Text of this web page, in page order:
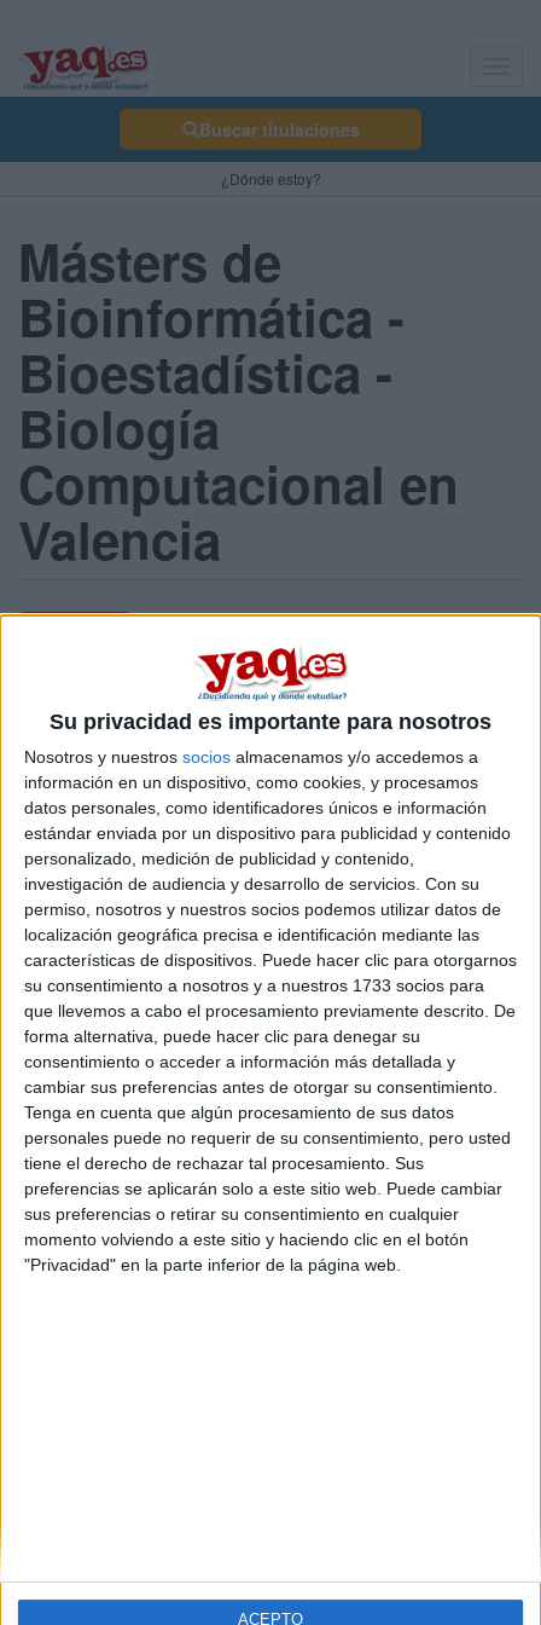
Su privacidad es importante para nosotros
Nosotros y nuestros socios almacenamos y/o accedemos a
información en un dispositivo, como cookies, y procesamos
datos personales, como identificadores únicos e información
estándar enviada por un dispositivo para publicidad y contenido
personalizado, medición de publicidad y contenido,
investigación de audiencia y desarrollo de servicios. Con su
permiso, nosotros y nuestros socios podemos utilizar datos de
localización geográfica precisa e identificación mediante las
características de dispositivos. Puede hacer clic para otorgarnos
su consentimiento a nosotros y a nuestros 1733 socios para
que llevemos a cabo el procesamiento previamente descrito. De
forma alternativa, puede hacer clic para denegar su
consentimiento o acceder a información más detallada y
cambiar sus preferencias antes de otorgar su consentimiento.
Tenga en cuenta que algún procesamiento de sus datos
personales puede no requerir de su consentimiento, pero usted
tiene el derecho de rechazar tal procesamiento. Sus
preferencias se aplicarán solo a este sitio web. Puede cambiar
sus preferencias o retirar su consentimiento en cualquier
momento volviendo a este sitio y haciendo clic en el botón
"Privacidad" en la parte inferior de la página web.
ACEPTO
Buscar titulaciones
¿Dónde estoy?
Másters de
Bioinformática -
Bioestadística -
Biología
Computacional en
Valencia
3 opcionespara hacer un
area de .
Si quieres
ampliar tu búsqueda a toda España
, hay otros 3
másters en entre los que puedes elegir. Estos estudios están
asociados a la rama de Ciencias de la salud.
Online |Valencia
Máster Universitario en
Bioinformática
UNIVERSIDAD INTERNACIONAL DE VALENCIA (Universidad
Privada)
Tipo:
Máster
Pídeles información ¡GRATIS!
Presencial | Valencia
Máster Universitario en
Bioestadística
UNIVERSITAT DE VALèNCIA
(Universidad Pública)
Tipo: Máster
Pídeles información ¡GRATIS!
Presencial |
Máster Universitario en